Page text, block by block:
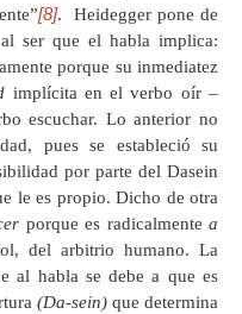
[8]. Heidegger pone de
al ser que el habla implica:
porque su inmediatez
implícita en el verbo oír –
escuchar. Lo anterior no
pues se estableció su
por parte del Dasein
le es propio. Dicho de otra
porque es radicalmente a
del arbitrio humano. La
al habla se debe a que es
(Da-sein) que determina